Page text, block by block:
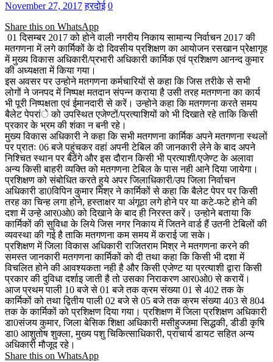
November 27, 2017 हरदोई 0
Share this on WhatsApp
01 दिसम्बर 2017 को होने वाली नगरीय निकाय सामान्य निर्वाचन 2017 की
मतगणना में लगे कार्मिकों के दो दिवसीय प्रशिक्षण का आयोजन रसखान प्रेक्षागृह
में मुख्य विकास अधिकारी/प्रभारी अधिकारी कार्मिक एवं प्रशिक्षण आनन्द कुमार
की अध्यक्षता में किया गया।
इस अवसर पर उन्होने मतगणना कर्मचारियों से कहा कि जिस तरीके से सभी
लोगों ने जनपद में निष्पक्ष मतदान संपन्न कराया है उसी तरह मतगणना का कार्य
भी पूरी निष्पक्षता एवं ईमानदारी से करें। उन्होने कहा कि मतगणना करते समय
बैलेट पेपरांे को उपस्थित एजेण्टों/प्रत्याशियों को भी दिखाते रहे ताकि किसी
प्रकार के भ्रम की शंका न बनी रहे।
मुख्य विकास अधिकारी ने कहा कि सभी मतगणना कार्मिक अपने मतगणना स्थलों
पर प्रातः 06 बजे पहुंचकर वहां अपनी टेबिल की जानकारी लेने के बाद अपने
निश्चित स्थान पर बैठेंगे और इस दौरान किसी भी प्रत्याशी/एजेण्ट के अलावा
अन्य किसी बाहरी व्यक्ति को मतगणना टेबिल के पास नही आने दिया जायेगा।
प्रशिक्षण को संबोधित करते हुये अपर जिलाधिकारी/उप जिला निर्वाचन
अधिकारी डा0विपिन कुमार मिश्र ने कार्मिकों से कहा कि बैलेट पेपर पर किसी
तरह का चिन्ह लगा होने, हस्ताक्षर या अंगूठा लगे होने पर या कटे-फटे होने की
दशा में उन्हे आर0ओ0 को दिखाने के बाद ही निरस्त करें। उन्होने बताया कि
कार्मिकों की सुविधा के लिये जिस नगर निकाय में जितने वार्ड हैं उतनी टेबिलों की
व्यवस्था की गई है ताकि मतगणना कम समय में कराई जा सके।
प्रशिक्षण में जिला विकास अधिकारी राजितराम मिश्र ने मतगणना करने की
समस्त जानकारी मतगणना कार्मिकों को दी तथा कहा कि किसी भी दशा में
विचलित होने की आवश्यकता नही है और किसी एजेण्ट या प्रत्याशी द्वारा किसी
प्रकार की दुविधा दर्शाइ जाती है तो उसका निराकरण आर0ओ0 से करायें।
आज प्रथम पाली 10 बजे से 01 बजे तक क्रम संख्या 01 से 402 तक के
कार्मिकों को तथा द्वितीय पाली 02 बजे से 05 बजे तक क्रम संख्या 403 से 804
तक के कार्मिकों को प्रशिक्षण दिया गया। प्रशिक्षण में जिला प्रशिक्षण अधिकारी
डा0संजय कुमार, जिला बेसिक शिक्षा अधिकारी मसीहुज्जमा सिद्धकी, डीडी कृषि
डा0 आशुतोष शुक्ला, मुख्य पशु चिकित्साधिकारी, प्राचार्य डायट सहित अन्य
अधिकारी मौजूद रहे।
Share this on WhatsApp